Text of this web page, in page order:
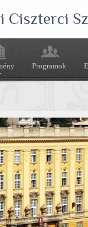
Ciszterci
Programok